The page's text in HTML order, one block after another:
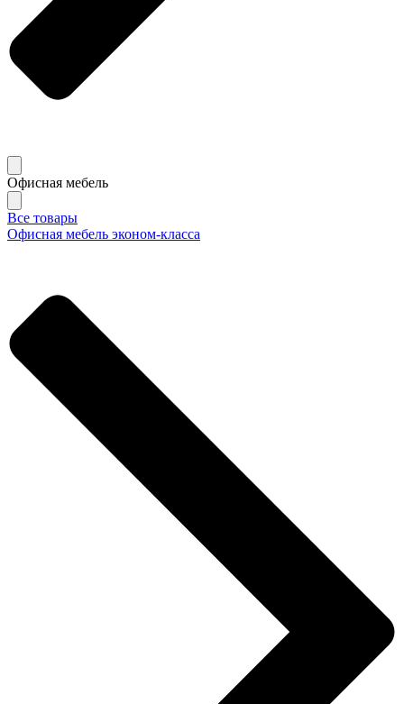
Офисная мебель
Все товары
Офисная мебель эконом-класса